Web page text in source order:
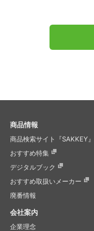
商品情報
商品検索サイト『SAKKEY』
おすすめ特集
デジタルブック
おすすめ取扱いメーカー
廃番情報
会社案内
企業理念